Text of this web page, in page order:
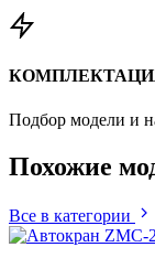
Подбор модели и
Похожие
Все в категории